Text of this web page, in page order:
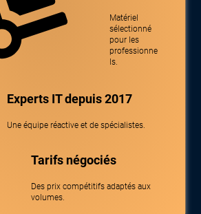
Matériel
sélectionné
pour les
professionne
ls.
Experts IT depuis 2017
Une équipe réactive et de spécialistes.
Tarifs négociés
Des prix compétitifs adaptés aux
volumes.